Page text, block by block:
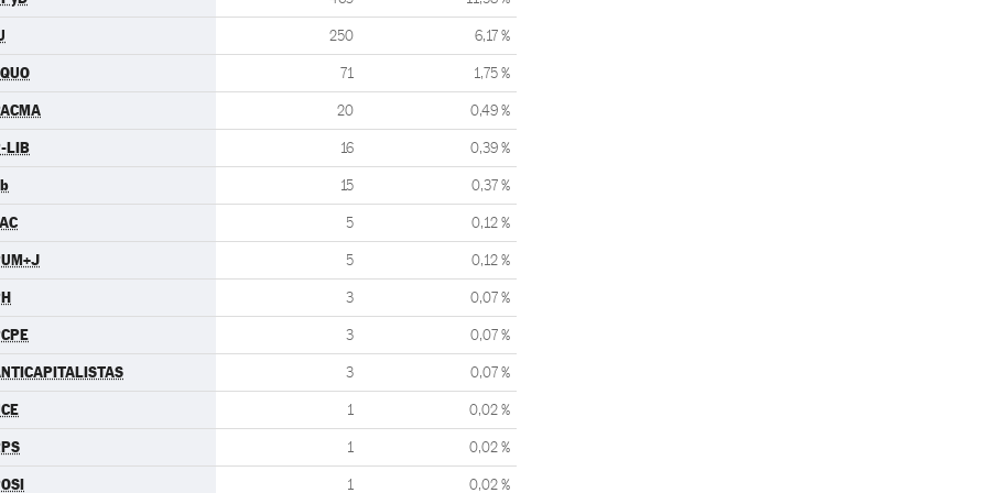
250 6,17 %
71 1,75 %
20 0,49 %
LIB 16 0,39 %
15 0,37 %
5 0,12 %
5 0,12 %
3 0,07 %
3 0,07 %
3 0,07 %
1 0,02 %
1 0,02 %
1 0,02 %